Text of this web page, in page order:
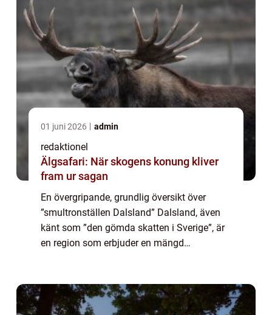
01 juni 2026 admin
redaktionel
Älgsafari: När skogens konung kliver
fram ur sagan
En övergripande, grundlig översikt över
”smultronställen Dalsland” Dalsland, även
känt som ”den gömda skatten i Sverige”, är
en region som erbjuder en mängd